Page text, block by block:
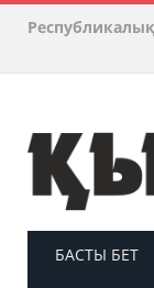
БАСТЫ БЕТ